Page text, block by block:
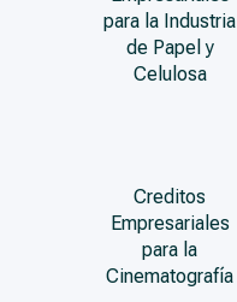
para la Industria
de Papel y
Celulosa
Creditos
Empresariales
para la
Cinematografía